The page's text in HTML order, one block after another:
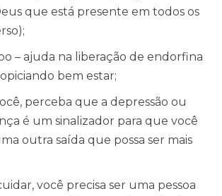
que está presente em todos os
– ajuda na liberação de endorfina
bem estar;
perceba que a depressão ou
é um sinalizador para que você
outra saída que possa ser mais
você precisa ser uma pessoa